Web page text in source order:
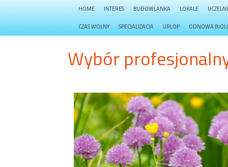
HOME INTERES BUDOWLANKA LOKALE
CZAS WOLNY SPECJALIZACJA URLOP ODNOWA
Wybór